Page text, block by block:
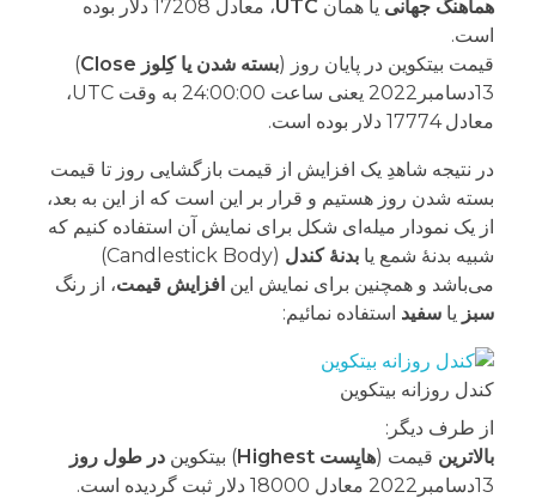
هماهنگ جهانی یا همان UTC
، معادل 17208 دلار بوده
است.
قیمت بیتکوین در پایان روز (بسته شدن یا کِلوز Close
)
13دسامبر2022 یعنی ساعت 24:00:00 به وقت UTC،
معادل 17774 دلار بوده است.
در نتیجه شاهدِ یک افزایش از قیمت بازگشایی روز تا قیمت
بسته شدن روز هستیم و قرار بر این است که از این به بعد،
از یک نمودار میله‌ای شکل برای نمایش آن استفاده کنیم که
شبیه بدنۀ شمع یا بدنۀ کندل
(Candlestick Body)
می‌باشد و همچنین برای نمایش این افزایش قیمت، از رنگ
سبز یا سفید استفاده نمائیم:
کندل روزانه بیتکوین
از طرف دیگر:
بالاترین قیمت (هایِست Highest ) بیتکوین در طول روز
13دسامبر2022 معادل 18000 دلار ثبت گردیده است.